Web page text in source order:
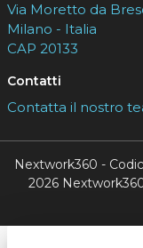
Via Moretto da
Milano - Italia
CAP 20133
Contatti
Contatta il nostro
Nextwork360 -
2026